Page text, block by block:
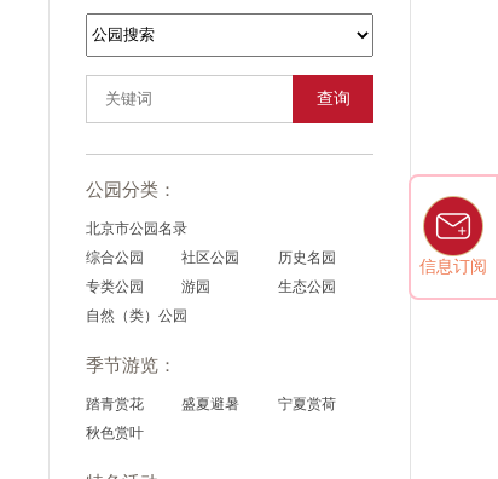
信息订阅
查询
公园分类：
北京市公园名录
综合公园
社区公园
历史名园
专类公园
游园
生态公园
自然（类）公园
季节游览：
踏青赏花 盛夏避暑
宁夏赏荷
秋色赏叶